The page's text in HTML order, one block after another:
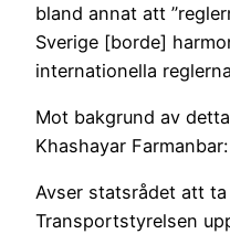
bland annat att
Sverige [borde]
internationella
Mot bakgrund av
Khashayar Farmanbar:
Avser statsrådet att
Transportstyrelsen